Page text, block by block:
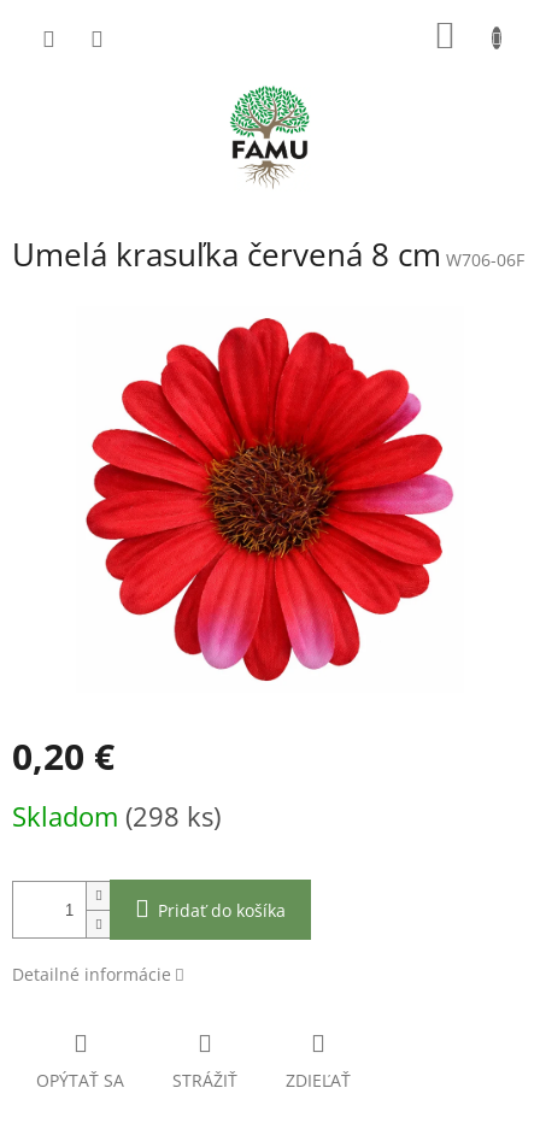
Umelá krasuľka červená 8 cm W706-06F
0,20 €
cena:
Skladom (298 ks)
Pridať do košíka
Detailné informácie
OPÝTAŤ SA STRÁŽIŤ ZDIEĽAŤ